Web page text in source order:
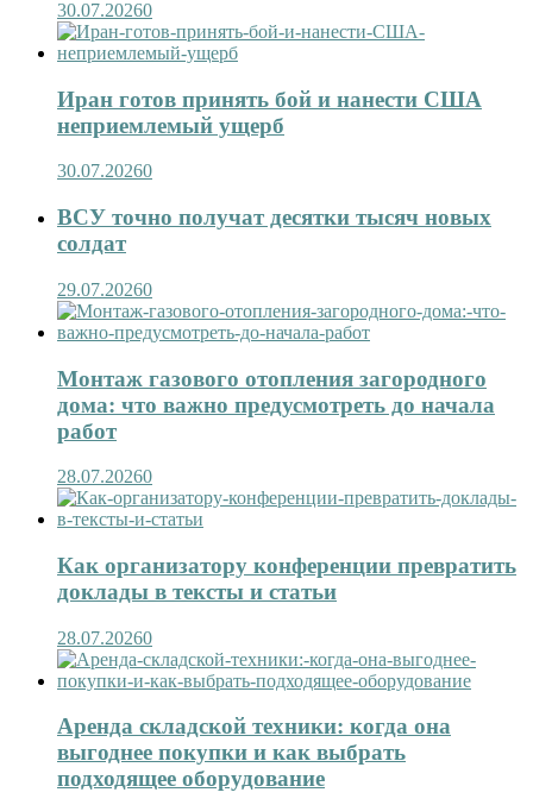
30.07.20260
Иран готов принять бой и нанести США
неприемлемый ущерб
30.07.20260
ВСУ точно получат десятки тысяч новых
солдат
29.07.20260
Монтаж газового отопления загородного
дома: что важно предусмотреть до начала
работ
28.07.20260
Как организатору конференции превратить
доклады в тексты и статьи
28.07.20260
Аренда складской техники: когда она
выгоднее покупки и как выбрать
подходящее оборудование